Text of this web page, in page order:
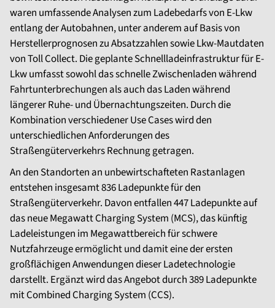
waren umfassende Analysen zum Ladebedarfs von E-Lkw
entlang der Autobahnen, unter anderem auf Basis von
Herstellerprognosen zu Absatzzahlen sowie Lkw-Mautdaten
von Toll Collect. Die geplante Schnellladeinfrastruktur für E-
Lkw umfasst sowohl das schnelle Zwischenladen während
Fahrtunterbrechungen als auch das Laden während
längerer Ruhe- und Übernachtungszeiten. Durch die
Kombination verschiedener Use Cases wird den
unterschiedlichen Anforderungen des
Straßengüterverkehrs Rechnung getragen.
An den Standorten an unbewirtschafteten Rastanlagen
entstehen insgesamt 836 Ladepunkte für den
Straßengüterverkehr. Davon entfallen 447 Ladepunkte auf
das neue Megawatt Charging System (MCS), das künftig
Ladeleistungen im Megawattbereich für schwere
Nutzfahrzeuge ermöglicht und damit eine der ersten
großflächigen Anwendungen dieser Ladetechnologie
darstellt. Ergänzt wird das Angebot durch 389 Ladepunkte
mit Combined Charging System (CCS).